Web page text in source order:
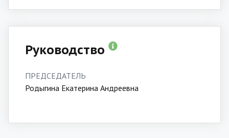
Руководство
ПРЕДСЕДАТЕЛЬ
Родыгина Екатерина Андреевна